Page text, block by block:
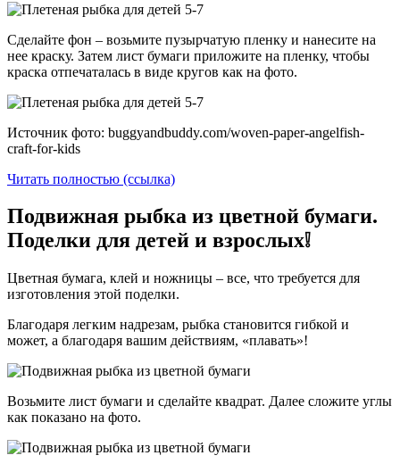
Сделайте фон – возьмите пузырчатую пленку и нанесите на
нее краску. Затем лист бумаги приложите на пленку, чтобы
краска отпечаталась в виде кругов как на фото.
Источник фото: buggyandbuddy.com/woven-paper-angelfish-
craft-for-kids
Читать полностью (ссылка)
Подвижная рыбка из цветной бумаги.
Поделки для детей и взрослых❕
Цветная бумага, клей и ножницы – все, что требуется для
изготовления этой поделки.
Благодаря легким надрезам, рыбка становится гибкой и
может, а благодаря вашим действиям, «плавать»!
Возьмите лист бумаги и сделайте квадрат. Далее сложите углы
как показано на фото.